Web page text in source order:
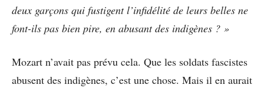
deux garçons qui fustigent l’infidélité de leurs belles ne
font-ils pas bien pire, en abusant des indigènes ? »
Mozart n’avait pas prévu cela. Que les soldats fascistes
abusent des indigènes, c’est une chose. Mais il en aurait